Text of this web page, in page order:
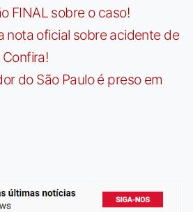
FINAL sobre o caso!
nota oficial sobre acidente de
do São Paulo é preso em